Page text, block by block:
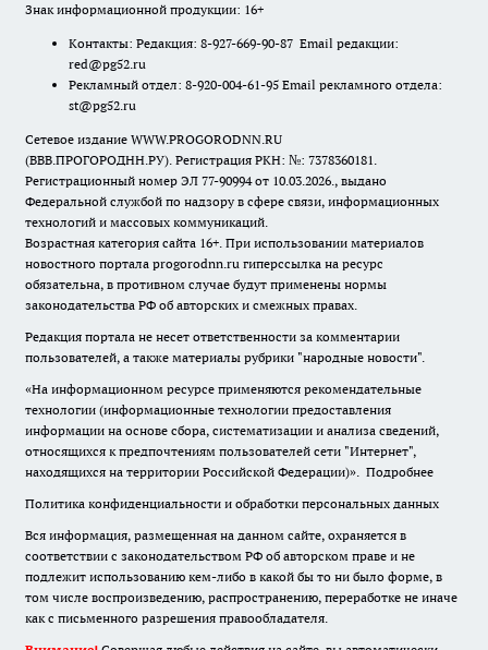
Знак информационной продукции: 16+
Контакты: Редакция: 8-927-669-90-87 Email редакции:
red@pg52.ru
Рекламный отдел: 8-920-004-61-95 Email рекламного отдела:
st@pg52.ru
Сетевое издание WWW.PROGORODNN.RU
(ВВВ.ПРОГОРОДНН.РУ). Регистрация РКН: №: 7378360181.
Регистрационный номер ЭЛ 77-90994 от 10.03.2026., выдано
Федеральной службой по надзору в сфере связи, информационных
технологий и массовых коммуникаций.
Возрастная категория сайта 16+. При использовании материалов
новостного портала progorodnn.ru гиперссылка на ресурс
обязательна, в противном случае будут применены нормы
законодательства РФ об авторских и смежных правах.
Редакция портала не несет ответственности за комментарии
пользователей, а также материалы рубрики "народные новости".
«На информационном ресурсе применяются рекомендательные
технологии (информационные технологии предоставления
информации на основе сбора, систематизации и анализа сведений,
относящихся к предпочтениям пользователей сети "Интернет",
находящихся на территории Российской Федерации)». Подробнее
Политика конфиденциальности и обработки персональных данных
Вся информация, размещенная на данном сайте, охраняется в
соответствии с законодательством РФ об авторском праве и не
подлежит использованию кем-либо в какой бы то ни было форме, в
том числе воспроизведению, распространению, переработке не иначе
как с письменного разрешения правообладателя.